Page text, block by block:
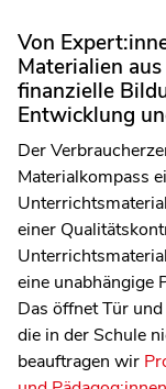
Von
Materialien
finanzielle
Entwicklung
Der
Materialkompass
einer
eine unabhängige
Das öffnet Tür
die in der Schule
beauftragen wir